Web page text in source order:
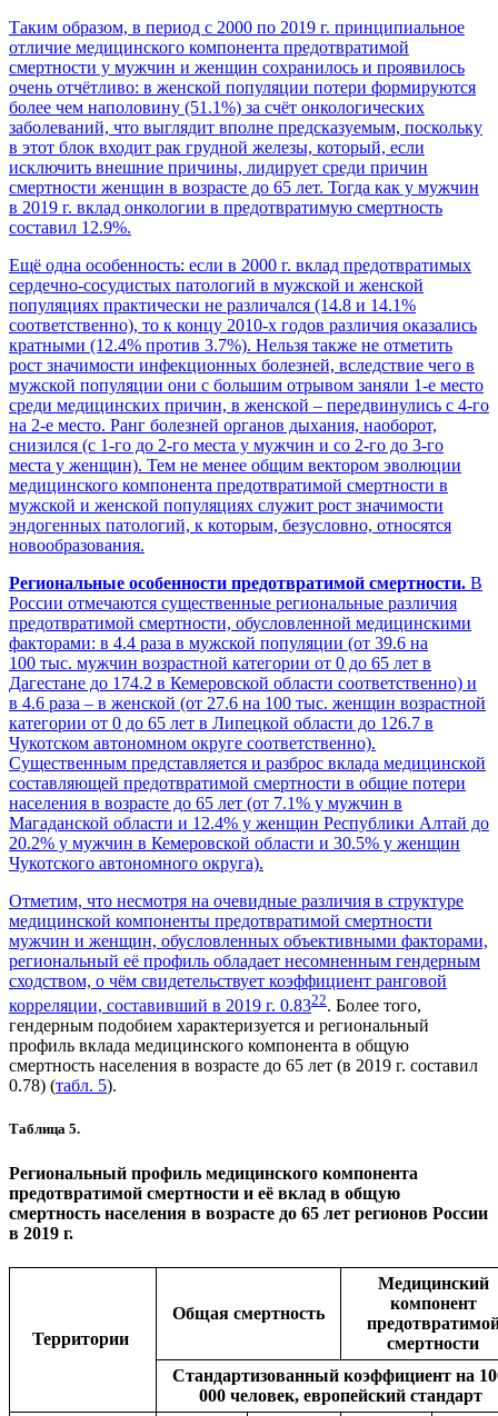
Таким образом, в период с 2000 по 2019 г. принципиальное
отличие медицинского компонента предотвратимой
смертности у мужчин и женщин сохранилось и проявилось
очень отчётливо: в женской популяции потери формируются
более чем наполовину (51.1%) за счёт онкологических
заболеваний, что выглядит вполне предсказуемым, поскольку
в этот блок входит рак грудной железы, который, если
исключить внешние причины, лидирует среди причин
смертности женщин в возрасте до 65 лет. Тогда как у мужчин
в 2019 г. вклад онкологии в предотвратимую смертность
составил 12.9%.
Ещё одна особенность: если в 2000 г. вклад предотвратимых
сердечно-сосудистых патологий в мужской и женской
популяциях практически не различался (14.8 и 14.1%
соответственно), то к концу 2010-х годов различия оказались
кратными (12.4% против 3.7%). Нельзя также не отметить
рост значимости инфекционных болезней, вследствие чего в
мужской популяции они с большим отрывом заняли 1-е место
среди медицинских причин, в женской – передвинулись с 4-го
на 2-е место. Ранг болезней органов дыхания, наоборот,
снизился (с 1-го до 2-го места у мужчин и со 2-го до 3-го
места у женщин). Тем не менее общим вектором эволюции
медицинского компонента предотвратимой смертности в
мужской и женской популяциях служит рост значимости
эндогенных патологий, к которым, безусловно, относятся
новообразования.
Региональные особенности предотвратимой смертности. В
России отмечаются существенные региональные различия
предотвратимой смертности, обусловленной медицинскими
факторами: в 4.4 раза в мужской популяции (от 39.6 на
100 тыс. мужчин возрастной категории от 0 до 65 лет в
Дагестане до 174.2 в Кемеровской области соответственно) и
в 4.6 раза – в женской (от 27.6 на 100 тыс. женщин возрастной
категории от 0 до 65 лет в Липецкой области до 126.7 в
Чукотском автономном округе соответственно).
Существенным представляется и разброс вклада медицинской
составляющей предотвратимой смертности в общие потери
населения в возрасте до 65 лет (от 7.1% у мужчин в
Магаданской области и 12.4% у женщин Республики Алтай до
20.2% у мужчин в Кемеровской области и 30.5% у женщин
Чукотского автономного округа).
Отметим, что несмотря на очевидные различия в структуре
медицинской компоненты предотвратимой смертности
мужчин и женщин, обусловленных объективными факторами,
региональный её профиль обладает несомненным гендерным
сходством, о чём свидетельствует коэффициент ранговой
корреляции, составивший в 2019 г. 0.8322. Более того,
гендерным подобием характеризуется и региональный
профиль вклада медицинского компонента в общую
смертность населения в возрасте до 65 лет (в 2019 г. составил
0.78) (табл. 5).
Таблица 5.
Региональный профиль медицинского компонента
предотвратимой смертности и её вклад в общую
смертность населения в возрасте до 65 лет регионов России
в 2019 г.
Территории
Общая смертность
Медицинский
компонент
смертности
Стандартизованный коэффициент на
000 человек, европейский стандарт